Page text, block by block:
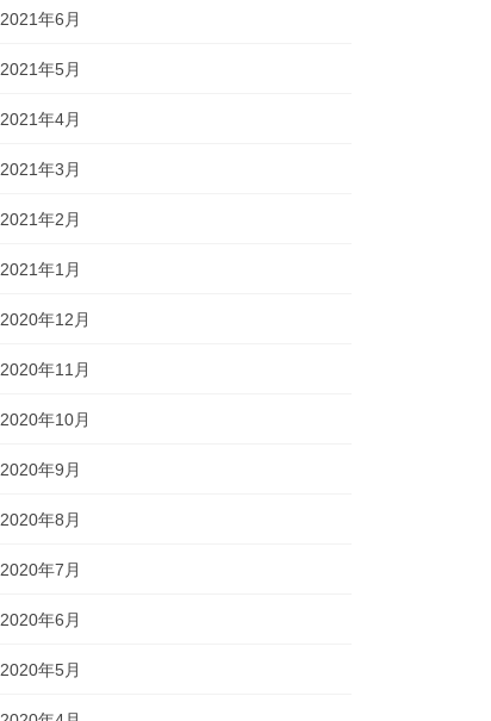
2021年6月
2021年5月
2021年4月
2021年3月
2021年2月
2021年1月
2020年12月
2020年11月
2020年10月
2020年9月
2020年8月
2020年7月
2020年6月
2020年5月